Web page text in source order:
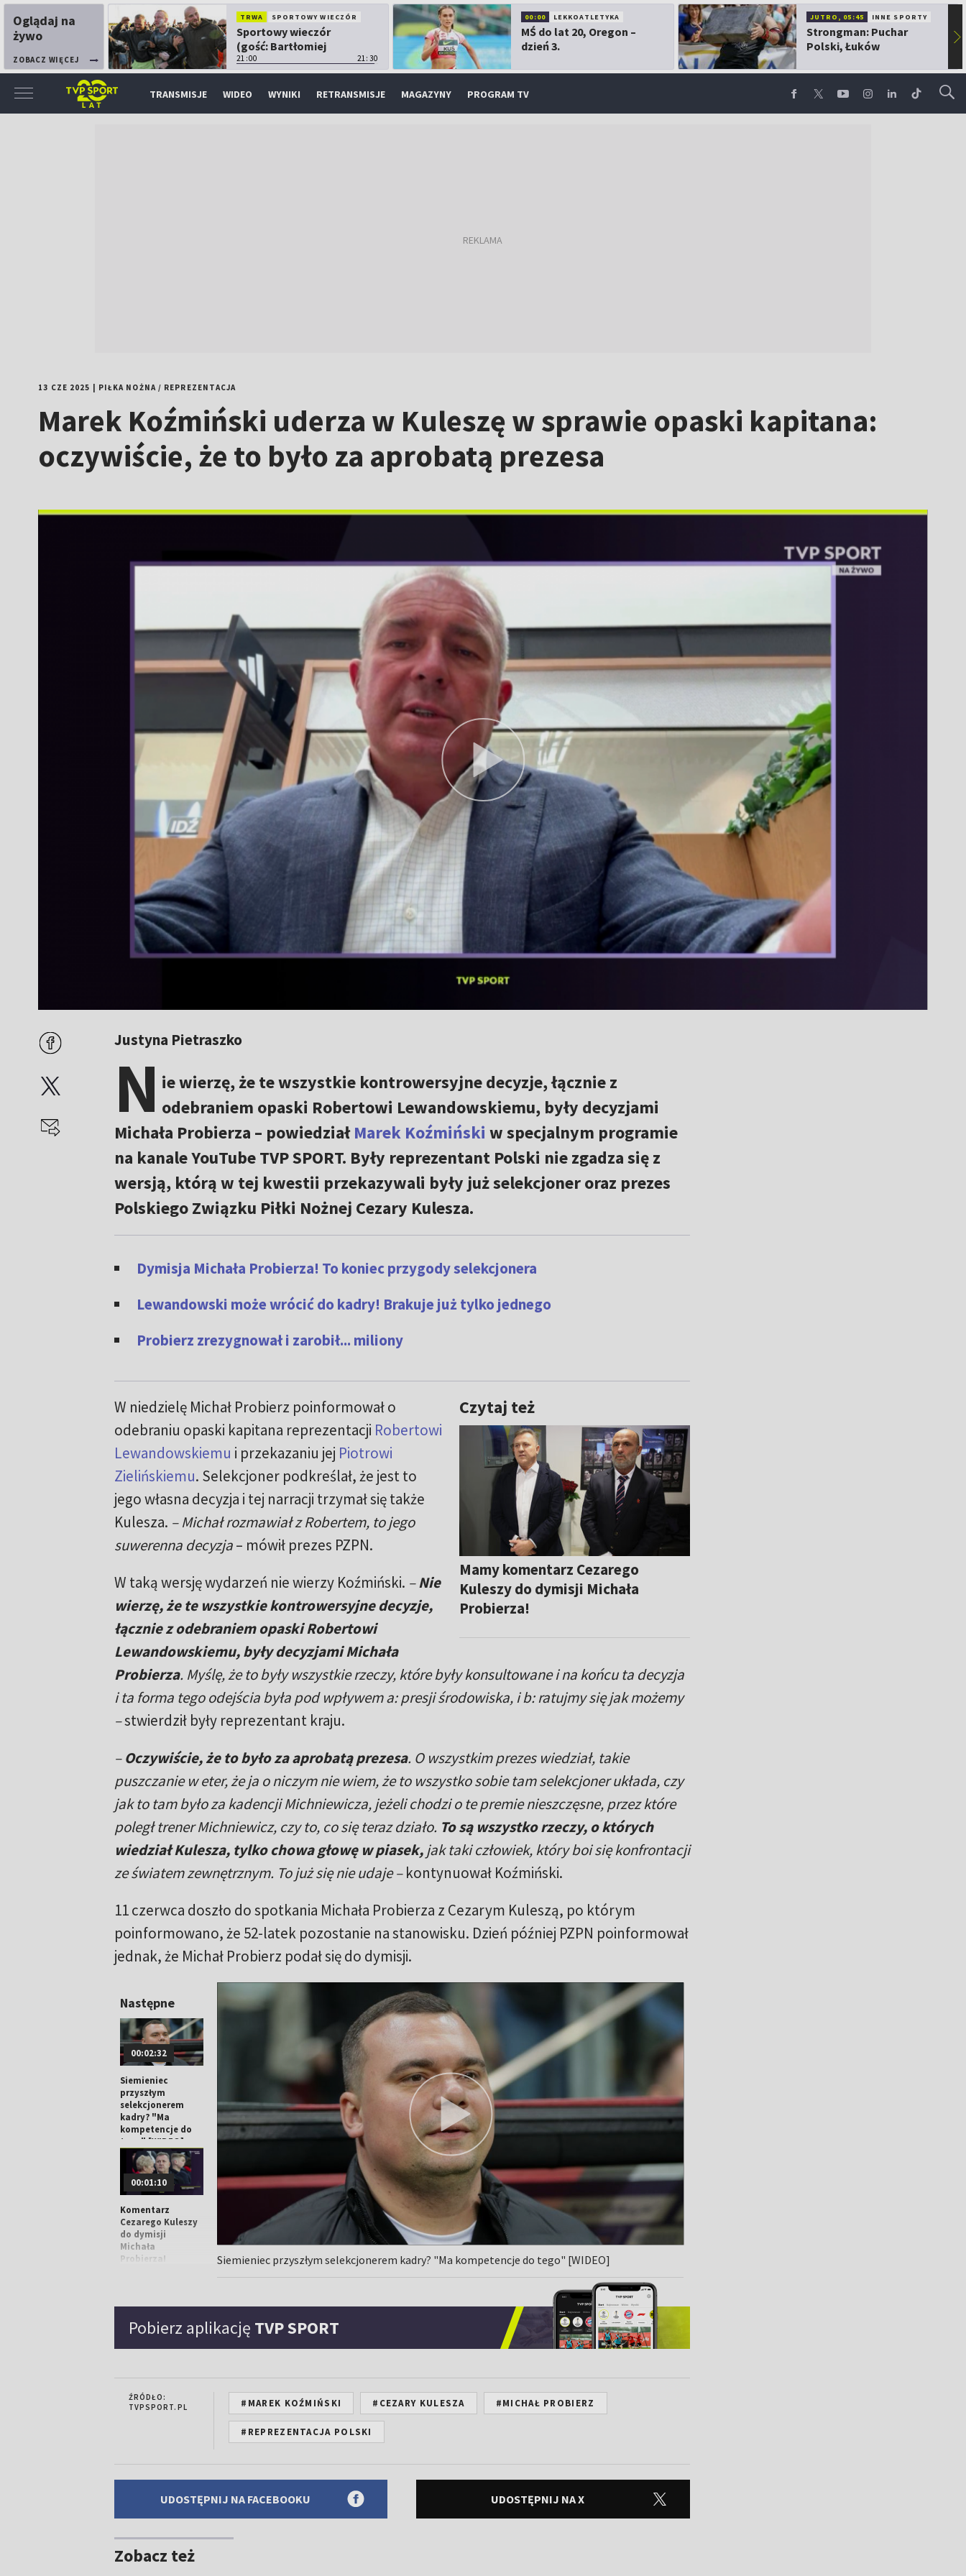
Oglądaj na
żywo
ZOBACZ WIĘCEJ
TRWA SPORTOWY WIECZÓR
Sportowy wieczór
(gość: Bartłomiej
Kubkowski)
21:00 21:30
00:00 LEKKOATLETYKA
MŚ do lat 20, Oregon –
dzień 3.
JUTRO, 05:45 INNE SPORTY
Strongman: Puchar
Polski, Łuków
▶
TRANSMISJE WIDEO WYNIKI RETRANSMISJE MAGAZYNY PROGRAM TV
13 CZE 2025 PIŁKA NOŻNA/ REPREZENTACJA
Marek Koźmiński uderza w Kuleszę w sprawie opaski kapitana:
oczywiście, że to było za aprobatą prezesa
Justyna Pietraszko
N ie wierzę, że te wszystkie kontrowersyjne decyzje, łącznie z
odebraniem opaski Robertowi Lewandowskiemu, były decyzjami
Michała Probierza – powiedziałMarek Koźmiński w specjalnym programie
na kanale YouTube TVP SPORT. Były reprezentant Polski nie zgadza się z
wersją, którą w tej kwestii przekazywali były już selekcjoner oraz prezes
Polskiego Związku Piłki Nożnej Cezary Kulesza.
Dymisja Michała Probierza! To koniec przygody selekcjonera
Lewandowski może wrócić do kadry! Brakuje już tylko jednego
Probierz zrezygnował i zarobił... miliony
Czytaj też
Mamy komentarz Cezarego
Kuleszy do dymisji Michała
Probierza!
W niedzielę Michał Probierz poinformował o
odebraniu opaski kapitana reprezentacji Robertowi
Lewandowskiemu i przekazaniu jej Piotrowi
Zielińskiemu. Selekcjoner podkreślał, że jest to
jego własna decyzja i tej narracji trzymał się także
Kulesza. – Michał rozmawiał z Robertem, to jego
suwerenna decyzja– mówił prezes PZPN.
W taką wersję wydarzeń nie wierzy Koźmiński. –Nie
wierzę, że te wszystkie kontrowersyjne decyzje,
łącznie z odebraniem opaski Robertowi
Lewandowskiemu, były decyzjami Michała
Probierza. Myślę, że to były wszystkie rzeczy, które były konsultowane i na końcu ta decyzja
i ta forma tego odejścia była pod wpływem a: presji środowiska, i b: ratujmy się jak możemy
–stwierdził były reprezentant kraju.
–Oczywiście, że to było za aprobatą prezesa. O wszystkim prezes wiedział, takie
puszczanie w eter, że ja o niczym nie wiem, że to wszystko sobie tam selekcjoner układa, czy
jak to tam było za kadencji Michniewicza, jeżeli chodzi o te premie nieszczęsne, przez które
poległ trener Michniewicz, czy to, co się teraz działo. To są wszystko rzeczy, o których
wiedział Kulesza, tylko chowa głowę w piasek,jak taki człowiek, który boi się konfrontacji
ze światem zewnętrznym. To już się nie udaje –kontynuował Koźmiński.
11 czerwca doszło do spotkania Michała Probierza z Cezarym Kuleszą, po którym
poinformowano, że 52-latek pozostanie na stanowisku. Dzień później PZPN poinformował
jednak, że Michał Probierz podał się do dymisji.
Następne
00:02:32
Siemieniec
przyszłym
selekcjonerem
kadry? "Ma
kompetencje do
tego" [WIDEO]
00:01:10
Komentarz
Cezarego Kuleszy
do dymisji
Michała
Probierza!
krytyki. "Przez
najemnikiem"
Siemieniec przyszłym selekcjonerem kadry? "Ma kompetencje do tego" [WIDEO]
Pobierz aplikację TVP SPORT
ŹRÓDŁO:
TVPSPORT.PL
#MAREK KOŹMIŃSKI #CEZARY KULESZA #MICHAŁ PROBIERZ
#REPREZENTACJA POLSKI
UDOSTĘPNIJ NA FACEBOOKU UDOSTĘPNIJ NA X
Zobacz też